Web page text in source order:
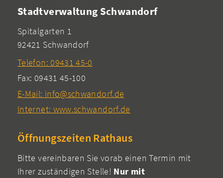
Stadtverwaltung Schwandorf
Spitalgarten 1
92421 Schwandorf
Telefon: 09431 45-0
Fax: 09431 45-100
E-Mail: info@schwandorf.de
Internet: www.schwandorf.de
Öffnungszeiten Rathaus
Bitte vereinbaren Sie vorab einen Termin mit
Ihrer zuständigen Stelle! Nur mit